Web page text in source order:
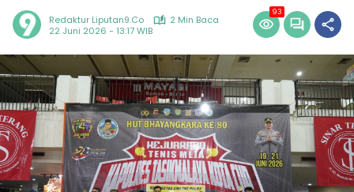
Redaktur Liputan9.co
2 Min Baca
22 Juni 2026 - 13:17 WIB
93